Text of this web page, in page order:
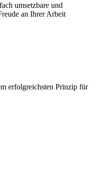
umsetzbare und
an Ihrer Arbeit
erfolgreichsten Prinzip für